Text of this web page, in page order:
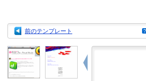
前のテンプレート